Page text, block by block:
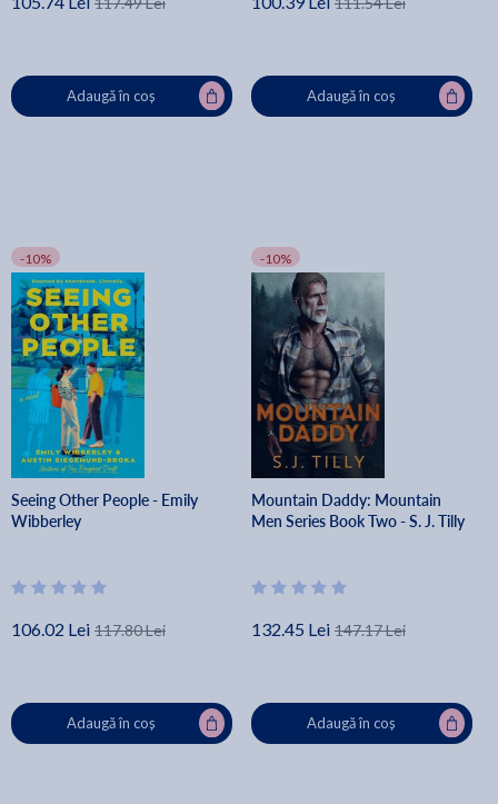
Adaugă în coș Adaugă în coș
-10%
Seeing Other People - Emily
Wibberley
106.02 Lei 117.80 Lei
Adaugă în coș
-10%
Mountain Daddy: Mountain
Men Series Book Two - S. J. Tilly
132.45 Lei 147.17 Lei
Adaugă în coș